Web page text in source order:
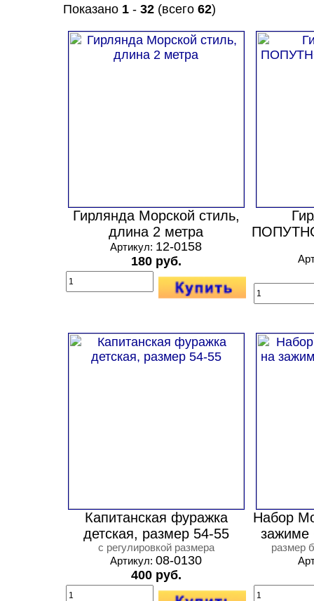
Показано 1 - 32 (всего 62)
Гирлянда Морской стиль,
длина 2 метра
Артикул: 12-0158
180 руб.
Капитанская фуражка
детская, размер 54-55
с регулировкой размера
Артикул: 08-0130
400 руб.
Набор
зажиме
размер